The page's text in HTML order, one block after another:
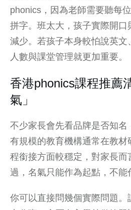
phonics，因為老師需要聽每
拼字。班太大，孩子實際開口
減少。若孩子本身較怕說英文
人數與課堂管理就更加重要。
香港phonics課程推薦
氣」
不少家長會先看品牌是否知名
有規模的教育機構通常在教材
程銜接方面較穩定，對家長而
過，名氣只能作為起點，不能
你可以直接問幾個實際問題